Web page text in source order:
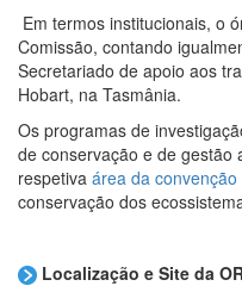
Em termos institucionais, o
Comissão, contando
Secretariado de apoio aos
Hobart, na Tasmânia.
Os programas de
de conservação e de gestão
respetiva área da convenção
conservação dos
Localização e Site da